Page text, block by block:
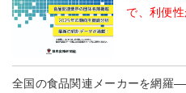
で、利便性
全国の食品関連メーカーを網羅